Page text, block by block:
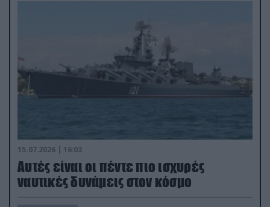
15.07.2026 | 16:03
Aυτές είναι οι πέντε πιο ισχυρές
ναυτικές δυνάμεις στον κόσμο